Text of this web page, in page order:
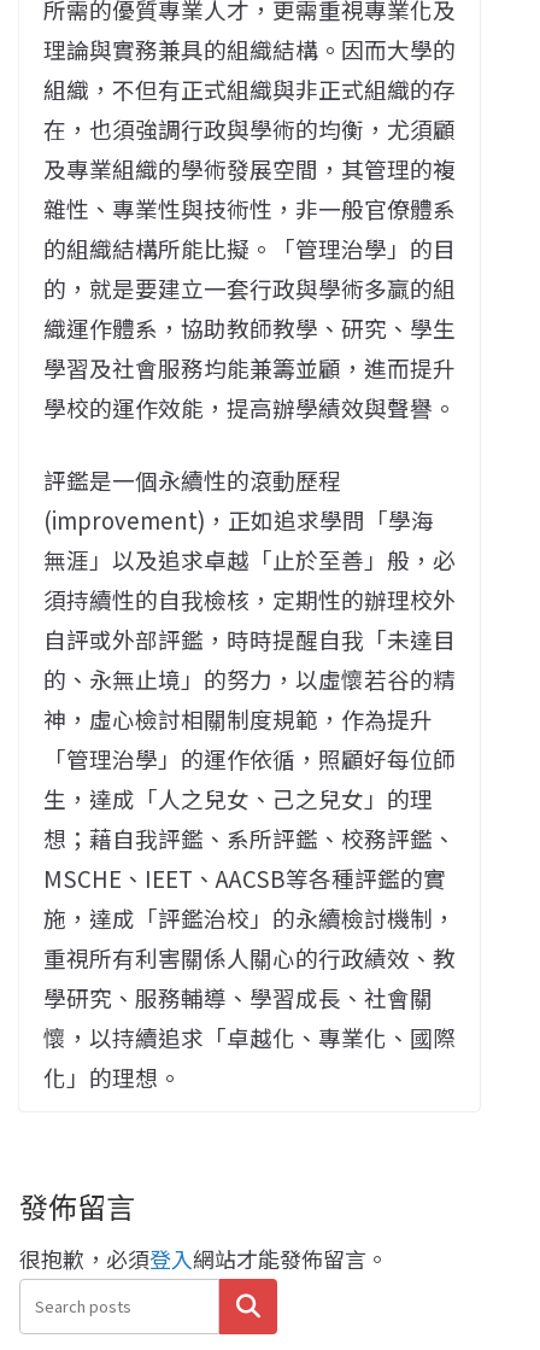
所需的優質專業人才，更需重視專業化及
理論與實務兼具的組織結構。因而大學的
組織，不但有正式組織與非正式組織的存
在，也須強調行政與學術的均衡，尤須顧
及專業組織的學術發展空間，其管理的複
雜性、專業性與技術性，非一般官僚體系
的組織結構所能比擬。「管理治學」的目
的，就是要建立一套行政與學術多贏的組
織運作體系，協助教師教學、研究、學生
學習及社會服務均能兼籌並顧，進而提升
學校的運作效能，提高辦學績效與聲譽。
評鑑是一個永續性的滾動歷程
(improvement)，正如追求學問「學海
無涯」以及追求卓越「止於至善」般，必
須持續性的自我檢核，定期性的辦理校外
自評或外部評鑑，時時提醒自我「未達目
的、永無止境」的努力，以虛懷若谷的精
神，虛心檢討相關制度規範，作為提升
「管理治學」的運作依循，照顧好每位師
生，達成「人之兒女、己之兒女」的理
想；藉自我評鑑、系所評鑑、校務評鑑、
MSCHE、IEET、AACSB等各種評鑑的實
施，達成「評鑑治校」的永續檢討機制，
重視所有利害關係人關心的行政績效、教
學研究、服務輔導、學習成長、社會關
懷，以持續追求「卓越化、專業化、國際
化」的理想。
發佈留言
很抱歉，必須登入網站才能發佈留言。
搜尋